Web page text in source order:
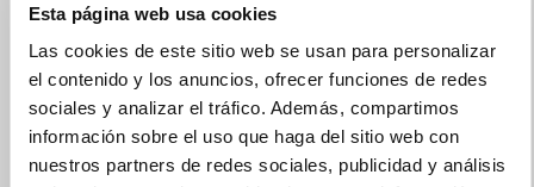
Esta página web usa cookies
Las cookies de este sitio web se usan para personalizar
el contenido y los anuncios, ofrecer funciones de redes
sociales y analizar el tráfico. Además, compartimos
información sobre el uso que haga del sitio web con
nuestros partners de redes sociales, publicidad y análisis
PRECIO ESPECIAL